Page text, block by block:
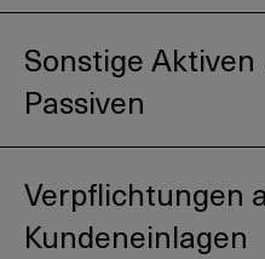
Die Bewertung
Agio bzw. Disagio
Methode). Dabei
Sonstige
Passiven
Verpflichtungen
Kundeneinlagen